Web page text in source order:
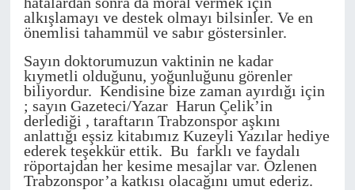
alkışlamayı ve destek olmayı bilsinler. Ve en
önemlisi tahammül ve sabır göstersinler.
Sayın doktorumuzun vaktinin ne kadar
kıymetli olduğunu, yoğunluğunu görenler
biliyordur. Kendisine bize zaman ayırdığı için
; sayın Gazeteci/Yazar Harun Çelik’in
derlediği , taraftarın Trabzonspor aşkını
anlattığı eşsiz kitabımız Kuzeyli Yazılar hediye
ederek teşekkür ettik. Bu farklı ve faydalı
röportajdan her kesime mesajlar var. Özlenen
Trabzonspor’a katkısı olacağını umut ederiz.